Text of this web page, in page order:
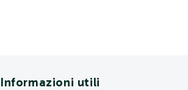
Informazioni utili